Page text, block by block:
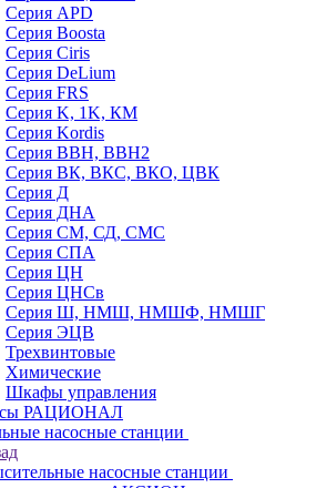
Серия APD
Серия Boosta
Серия Ciris
Серия DeLium
Серия FRS
Серия K, 1K, КМ
Серия Kordis
Серия ВВН, ВВН2
Серия ВК, ВКС, ВКО, ЦВК
Серия Д
Серия ДНА
Серия СМ, СД, СМС
Серия СПА
Серия ЦН
Серия ЦНСв
Серия Ш, НМШ, НМШФ, НМШГ
Серия ЭЦВ
Трехвинтовые
Химические
Шкафы управления
РАЦИОНАЛ
насосные станции
насосные станции